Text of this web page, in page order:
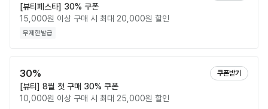
[뷰티페스타] 30% 쿠폰
15,000원 이상 구매 시 최대 20,000원 할인
무제한발급
30% 쿠폰받기
[뷰티] 8월 첫 구매 30% 쿠폰
10,000원 이상 구매 시 최대 25,000원 할인